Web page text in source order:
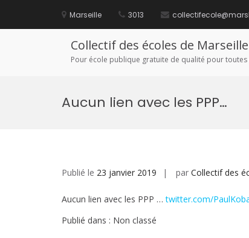
contenu
Marseille 3013
Collectif des écoles de Marseille
Pour école publique gratuite de qualité pour toutes
Aucun lien avec les PPP…
Publié le 23 janvier 2019 par Collectif des
Aucun lien avec les PPP …twitter.com/
Publié dans : Non classé